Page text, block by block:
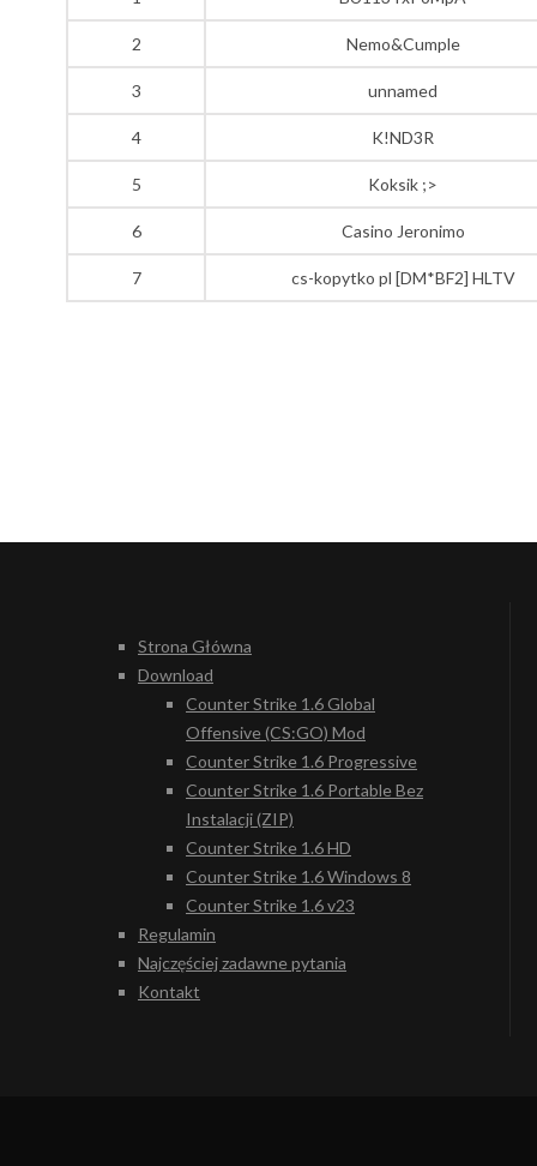
2 Nemo&Cumple
3 unnamed
4 K!ND3R
5 Koksik ;>
6 Casino Jeronimo
7 cs-kopytko pl [DM*BF2] HLTV
Strona Główna
Download
Counter Strike 1.6 Global
Offensive (CS:GO) Mod
Counter Strike 1.6 Progressive
Counter Strike 1.6 Portable Bez
Instalacji (ZIP)
Counter Strike 1.6 HD
Counter Strike 1.6 Windows 8
Counter Strike 1.6 v23
Regulamin
Najczęściej zadawne pytania
Kontakt